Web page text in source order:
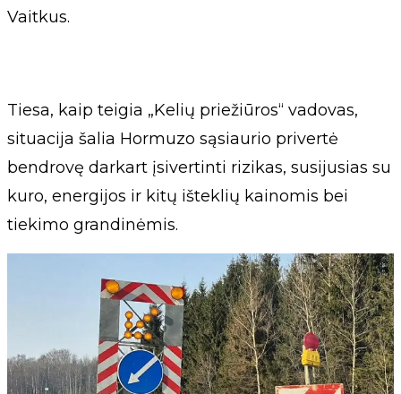
Vaitkus.
Tiesa, kaip teigia „Kelių priežiūros“ vadovas,
situacija šalia Hormuzo sąsiaurio privertė
bendrovę darkart įsivertinti rizikas, susijusias su
kuro, energijos ir kitų išteklių kainomis bei
tiekimo grandinėmis.